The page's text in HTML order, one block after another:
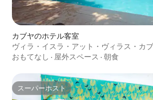
カブヤのホテル客室
ヴィラ・イスラ・アット・ヴィラス・カ
おもてなし · 屋外スペース · 朝食
スーパーホスト
スーパーホスト